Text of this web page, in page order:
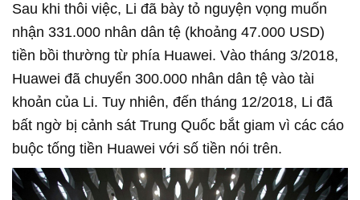
Sau khi thôi việc, Li đã bày tỏ nguyện vọng muốn
nhận 331.000 nhân dân tệ (khoảng 47.000 USD)
tiền bồi thường từ phía Huawei. Vào tháng 3/2018,
Huawei đã chuyển 300.000 nhân dân tệ vào tài
khoản của Li. Tuy nhiên, đến tháng 12/2018, Li đã
bất ngờ bị cảnh sát Trung Quốc bắt giam vì các cáo
buộc tống tiền Huawei với số tiền nói trên.